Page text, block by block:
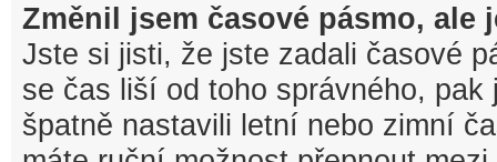
Změnil jsem časové pásmo, ale
Jste si jisti, že jste zadali časové
se čas liší od toho správného, pak
špatně nastavili letní nebo zimní